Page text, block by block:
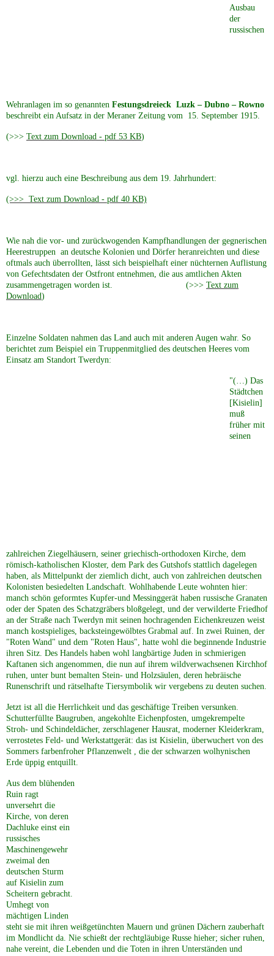
Ausbau
der
russischen
Wehranlagen im so genannten Festungsdreieck Luzk – Dubno – Rowno
beschreibt ein Aufsatz in der Meraner Zeitung vom 15. September 1915.
(>>> Text zum Download - pdf 53 KB)
vgl. hierzu auch eine Beschreibung aus dem 19. Jahrhundert:
(>>> Text zum Download - pdf 40 KB)
Wie nah die vor- und zurückwogenden Kampfhandlungen der gegnerischen
Heerestruppen an deutsche Kolonien und Dörfer heranreichten und diese
oftmals auch überrollten, lässt sich beispielhaft einer nüchternen Auflistung
von Gefechtsdaten der Ostfront entnehmen, die aus amtlichen Akten
zusammengetragen worden ist. (>>> Text zum
Download)
Einzelne Soldaten nahmen das Land auch mit anderen Augen wahr. So
berichtet zum Beispiel ein Truppenmitglied des deutschen Heeres vom
Einsatz am Standort Twerdyn:
"(…) Das
Städtchen
[Kisielin]
muß
früher mit
seinen
zahlreichen Ziegelhäusern, seiner griechisch-orthodoxen Kirche, dem
römisch-katholischen Kloster, dem Park des Gutshofs stattlich dagelegen
haben, als Mittelpunkt der ziemlich dicht, auch von zahlreichen deutschen
Kolonisten besiedelten Landschaft. Wohlhabende Leute wohnten hier:
manch schön geformtes Kupfer-und Messinggerät haben russische Granaten
oder der Spaten des Schatzgräbers bloßgelegt, und der verwilderte Friedhof
an der Straße nach Twerdyn mit seinen hochragenden Eichenkreuzen weist
manch kostspieliges, backsteingewölbtes Grabmal auf. In zwei Ruinen, der
"Roten Wand" und dem "Roten Haus", hatte wohl die beginnende Industrie
ihren Sitz. Des Handels haben wohl langbärtige Juden in schmierigen
Kaftanen sich angenommen, die nun auf ihrem wildverwachsenen Kirchhof
ruhen, unter bunt bemalten Stein- und Holzsäulen, deren hebräische
Runenschrift und rätselhafte Tiersymbolik wir vergebens zu deuten suchen.
Jetzt ist all die Herrlichkeit und das geschäftige Treiben versunken.
Schutterfüllte Baugruben, angekohlte Eichenpfosten, umgekrempelte
Stroh- und Schindeldächer, zerschlagener Hausrat, moderner Kleiderkram,
verrostetes Feld- und Werkstattgerät: das ist Kisielin, überwuchert von des
Sommers farbenfroher Pflanzenwelt , die der schwarzen wolhynischen
Erde üppig entquillt.
Aus dem blühenden
Ruin ragt
unversehrt die
Kirche, von deren
Dachluke einst ein
russisches
Maschinengewehr
zweimal den
deutschen Sturm
auf Kisielin zum
Scheitern gebracht.
Umhegt von
mächtigen Linden
steht sie mit ihren weißgetünchten Mauern und grünen Dächern zauberhaft
im Mondlicht da. Nie schießt der rechtgläubige Russe hieher; sicher ruhen,
nahe vereint, die Lebenden und die Toten in ihren Unterständen und